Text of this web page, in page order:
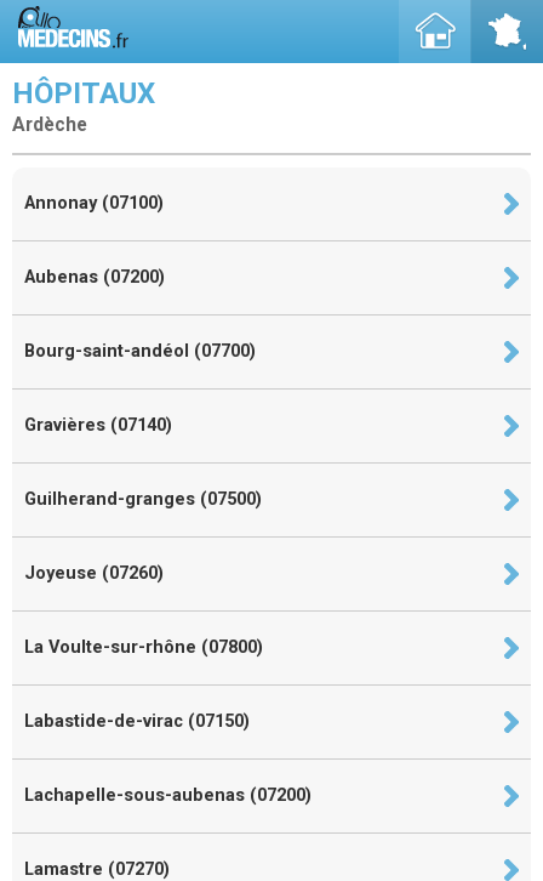
HÔPITAUX
Ardèche
Annonay (07100)
Aubenas (07200)
Bourg-saint-andéol (07700)
Gravières (07140)
Guilherand-granges (07500)
Joyeuse (07260)
La Voulte-sur-rhône (07800)
Labastide-de-virac (07150)
Lachapelle-sous-aubenas (07200)
Lamastre (07270)